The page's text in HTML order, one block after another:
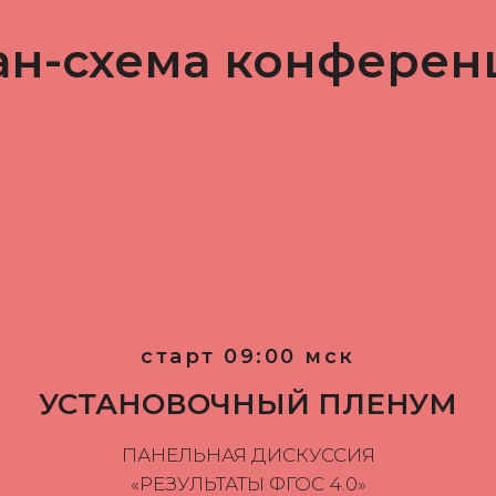
схема
старт 09:00 мск
УСТАНОВОЧНЫЙ ПЛЕНУМ
ПАНЕЛЬНАЯ ДИСКУССИЯ
«РЕЗУЛЬТАТЫ ФГОС 4.0»